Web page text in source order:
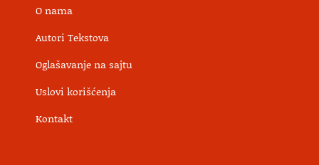
O nama
Autori Tekstova
Oglašavanje na sajtu
Uslovi korišćenja
Kontakt